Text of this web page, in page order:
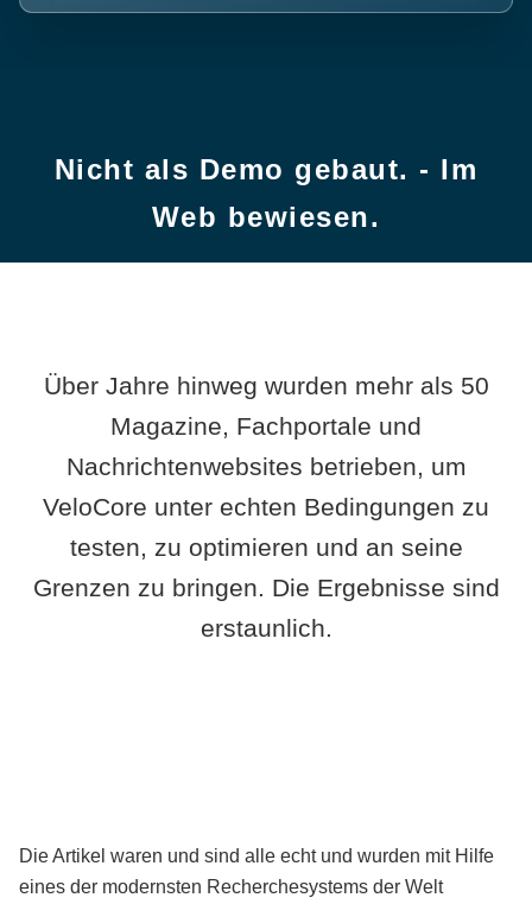
Nicht als Demo gebaut. - Im
Web bewiesen.
Über Jahre hinweg wurden mehr als 50
Magazine, Fachportale und
Nachrichtenwebsites betrieben, um
VeloCore unter echten Bedingungen zu
testen, zu optimieren und an seine
Grenzen zu bringen. Die Ergebnisse sind
erstaunlich.
Die Artikel waren und sind alle echt und wurden mit Hilfe
eines der modernsten Recherchesystems der Welt